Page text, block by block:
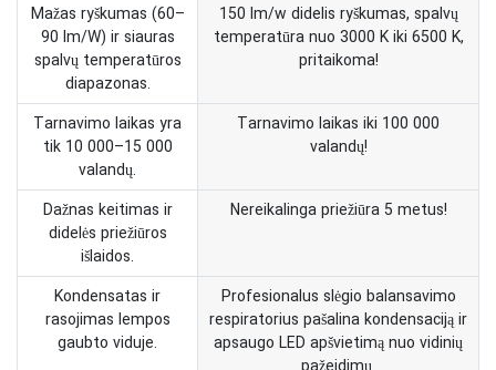
Mažas ryškumas (60–
90 lm/W) ir siauras
spalvų temperatūros
diapazonas.
150 lm/w didelis ryškumas, spalvų
temperatūra nuo 3000 K iki 6500 K,
pritaikoma!
Tarnavimo laikas yra
tik 10 000–15 000
valandų.
Tarnavimo laikas iki 100 000
valandų!
Dažnas keitimas ir
didelės priežiūros
išlaidos.
Nereikalinga priežiūra 5 metus!
Kondensatas ir
rasojimas lempos
gaubto viduje.
Profesionalus slėgio balansavimo
respiratorius pašalina kondensaciją ir
apsaugo LED apšvietimą nuo vidinių